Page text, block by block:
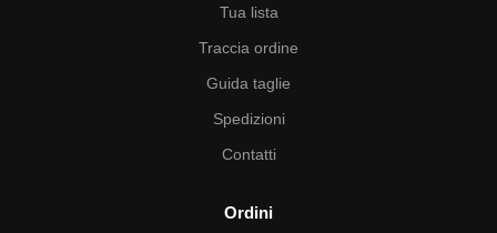
Tua lista
Traccia ordine
Guida taglie
Spedizioni
Contatti
Ordini